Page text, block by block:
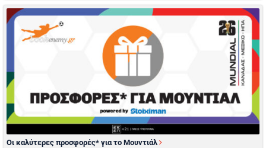
Οι καλύτερες προσφορές* για το Μουντιάλ